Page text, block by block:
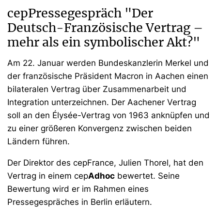
cepPressegespräch "Der
Deutsch-Französische Vertrag –
mehr als ein symbolischer Akt?"
Am 22. Januar werden Bundeskanzlerin Merkel und
der französische Präsident Macron in Aachen einen
bilateralen Vertrag über Zusammenarbeit und
Integration unterzeichnen. Der Aachener Vertrag
soll an den Élysée-Vertrag von 1963 anknüpfen und
zu einer größeren Konvergenz zwischen beiden
Ländern führen.
Der Direktor des cepFrance, Julien Thorel, hat den
Vertrag in einem cepAdhocbewertet. Seine
Bewertung wird er im Rahmen eines
Pressegespräches in Berlin erläutern.